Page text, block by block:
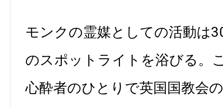
モンクの霊媒としての活動は
のスポットライトを浴びる。
心酔者のひとりで英国国教会